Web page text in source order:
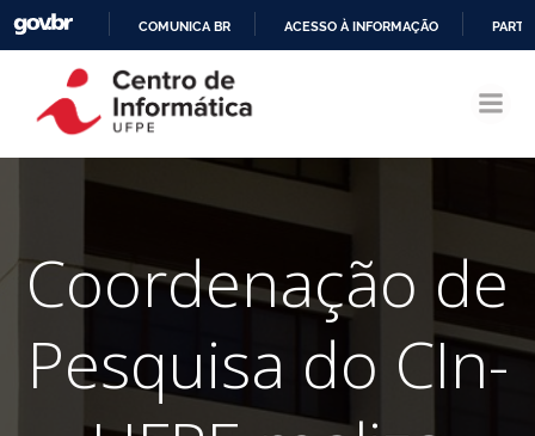
CONTEÚDO
COMUNICA BR ACESSO À INFORMAÇÃO
Coordenação de
Pesquisa do CIn-